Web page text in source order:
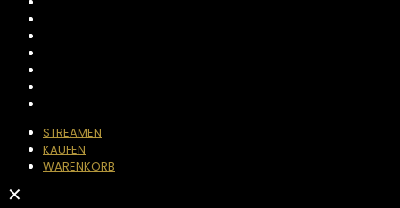
STREAMEN
KAUFEN
WARENKORB
✕